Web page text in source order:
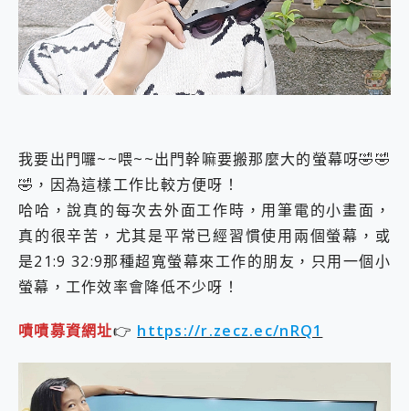
iPhone 17 系列 有認證的防護來囉！ imos 首家導入 UL MCV 行銷宣告驗證的手機配件品牌
DJI Osmo Pocket 3 爽爽帶回家 歡慶 EaseUS 21 週年到來，「Slogan 海報徵稿活動」好康大放送
小巧好吸不擋鏡頭 有Qi2認證的 ONPRO MagReact MXs2 5000mAh薄型磁吸無線急速行動電源 開箱 評測
寶可夢飛人外掛iToolab AnyGo全新升級，GO Fest 五折優惠嗨翻天！支援 iOS/Android！
COMPUTEX 2025 來囉！AGI亞奇雷 AI・Gaming・創作儲存方案登場，趕快來AGI亞奇雷挑戰任務抽 PS5！
自帶線的 有線無線都能充 ONPRO MagReact M5 10000mAh 5合1 磁吸無線急速行動電源 開箱 評測
飛利浦 JS7310 ⚡【電急便｜行動儲能救車電源】 可靠的旅行夥伴！帶給您優異的安全性與強大供電效能
是螢幕也是電視! 一機超多用途「MSI微星 Modern MD272UPSW 27型」 4K IPS 輕薄商用智慧聯網螢幕 開箱 評測
您的專屬AI 助手 Yoga Slim 7 Aura Edition 觸控AI筆電 開箱 評測
realme 14 Pro 超硬軍規、冰感變色實測，realme 14 5G 遊戲戰鬥值爆表，效能x娛樂全都要！
iPhone、Apple Watch、AirPods耳機 三個設備充電一起搞定 ONPRO MagReact™ M3 3 in 1可攜摺疊無線充電器 開箱 評測
動靜皆宜「HUAWEI FreeArc」開放式耳掛耳機，無感配戴! 超穩超服貼，音質、通話也很優質
25種洗烘模式一機搞定! Roborock 衣莉莎白 H1 Neo分子篩洗脫烘 AI 滾筒洗衣機
我要出門囉~~喂~~出門幹嘛要搬那麼大的螢幕呀🤣🤣
🤣，因為這樣工作比較方便呀！
哈哈，說真的每次去外面工作時，用筆電的小畫面，
真的很辛苦，尤其是平常已經習慣使用兩個螢幕，或
是21:9 32:9那種超寬螢幕來工作的朋友，只用一個小
螢幕，工作效率會降低不少呀！
嘖嘖募資網址👉 https://r.zecz.ec/nRQ1